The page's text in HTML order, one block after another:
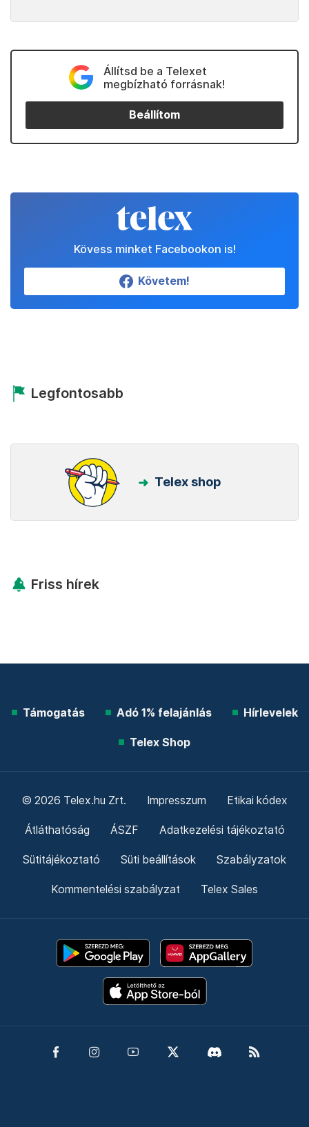
Állítsd be a Telexet
megbízható forrásnak!
Beállítom
Kövess minket Facebookon is!
Követem!
Legfontosabb
Telex shop
Friss hírek
Támogatás Adó 1% felajánlás Hírlevelek
Telex Shop
© 2026 Telex.hu Zrt. Impresszum Etikai kódex
Átláthatóság ÁSZF Adatkezelési tájékoztató
Sütitájékoztató Süti beállítások Szabályzatok
Kommentelési szabályzat Telex Sales